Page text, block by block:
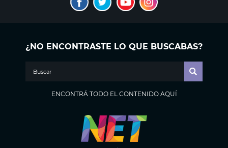
¿NO ENCONTRASTE LO QUE BUSCABAS?
ENCONTRÁ TODO EL CONTENIDO AQUÍ